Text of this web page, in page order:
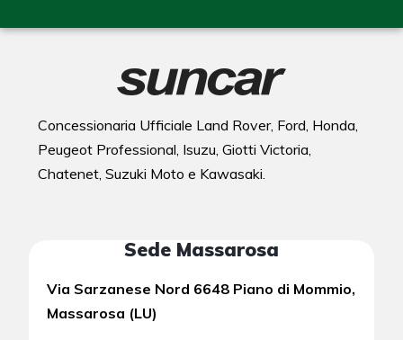
Concessionaria Ufficiale Land Rover, Ford, Honda,
Peugeot Professional, Isuzu, Giotti Victoria,
Chatenet, Suzuki Moto e Kawasaki.
Sede Massarosa
Via Sarzanese Nord 6648 Piano di Mommio,
Massarosa (LU)